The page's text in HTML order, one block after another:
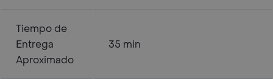
Tiempo de
Entrega
Aproximado
35 min